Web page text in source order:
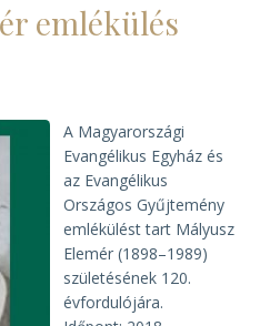
emlékülés
A Magyarországi
Evangélikus Egyház és
az Evangélikus
Országos Gyűjtemény
emlékülést tart Mályusz
Elemér (1898–1989)
születésének 120.
évfordulójára.